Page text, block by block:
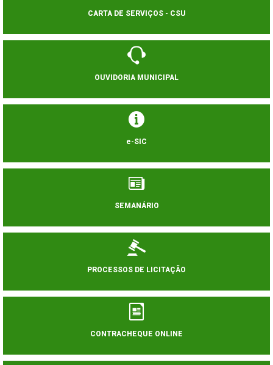
CARTA DE SERVIÇOS - CSU
OUVIDORIA MUNICIPAL
e-SIC
SEMANÁRIO
PROCESSOS DE LICITAÇÃO
CONTRACHEQUE ONLINE